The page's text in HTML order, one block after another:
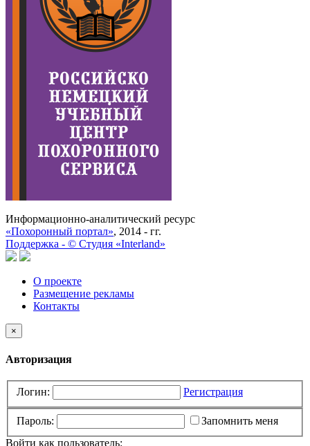
Информационно-аналитический ресурс
«Похоронный портал», 2014 - гг.
Поддержка - © Cтудия «Interland»
О проекте
Размещение рекламы
Контакты
×
Авторизация
Логин: Регистрация
Пароль:
Запомнить меня
Войти как пользователь: